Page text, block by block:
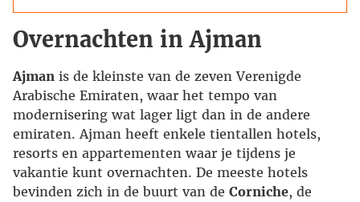
Overnachten in Ajman
Ajman is de kleinste van de zeven Verenigde
Arabische Emiraten, waar het tempo van
modernisering wat lager ligt dan in de andere
emiraten. Ajman heeft enkele tientallen hotels,
resorts en appartementen waar je tijdens je
vakantie kunt overnachten. De meeste hotels
bevinden zich in de buurt van de Corniche, de